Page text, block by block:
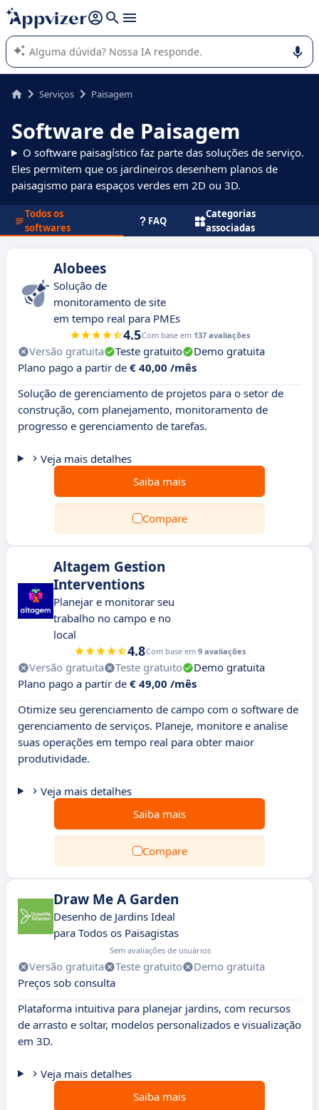
de nossa IA (várias linhas com
A IA do Appvizer o orienta no uso ou na seleção de software
SaaS para sua empresa.
Serviços Paisagem
Software de Paisagem
O software paisagístico faz parte das soluções de serviço.
Eles permitem que os jardineiros desenhem planos de
paisagismo para espaços verdes em 2D ou 3D.
Todos os
softwares
FAQ
Categorias
associadas
Alobees
Solução de
monitoramento de site
em tempo real para PMEs
4.5Com base em 137 avaliações
Versão gratuita Teste gratuito
Demo gratuita
Plano pago a partir de € 40,00 /mês
Solução de gerenciamento de projetos para o setor de
construção, com planejamento, monitoramento de
progresso e gerenciamento de tarefas.
Veja mais detalhes
Saiba mais
Compare
Altagem Gestion
Interventions
Planejar e monitorar seu
trabalho no campo e no
local
4.8Com base em 9 avaliações
Versão gratuita Teste gratuito
Demo gratuita
Plano pago a partir de € 49,00 /mês
Otimize seu gerenciamento de campo com o software de
gerenciamento de serviços. Planeje, monitore e analise
suas operações em tempo real para obter maior
produtividade.
Veja mais detalhes
Saiba mais
Compare
Draw Me A Garden
Desenho de Jardins Ideal
para Todos os Paisagistas
Sem avaliações de usuários
Versão gratuita Teste gratuito
Demo gratuita
Preços sob consulta
Plataforma intuitiva para planejar jardins, com recursos
de arrasto e soltar, modelos personalizados e visualização
em 3D.
Veja mais detalhes
Saiba mais